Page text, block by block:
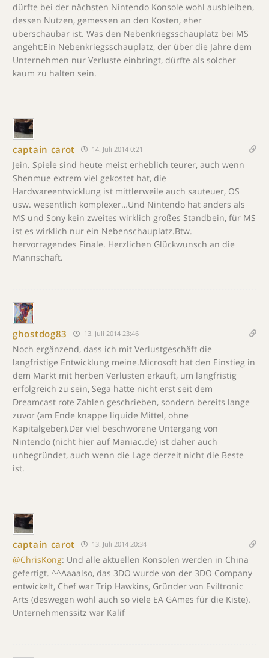
dürfte bei der nächsten Nintendo Konsole wohl ausbleiben,
dessen Nutzen, gemessen an den Kosten, eher
überschaubar ist. Was den Nebenkriegsschauplatz bei MS
angeht:Ein Nebenkriegsschauplatz, der über die Jahre dem
Unternehmen nur Verluste einbringt, dürfte als solcher
kaum zu halten sein.
captain carot 14. Juli 2014 0:21
Jein. Spiele sind heute meist erheblich teurer, auch wenn
Shenmue extrem viel gekostet hat, die
Hardwareentwicklung ist mittlerweile auch sauteuer, OS
usw. wesentlich komplexer…Und Nintendo hat anders als
MS und Sony kein zweites wirklich großes Standbein, für MS
ist es wirklich nur ein Nebenschauplatz.Btw.
hervorragendes Finale. Herzlichen Glückwunsch an die
Mannschaft.
ghostdog83 13. Juli 2014 23:46
Noch ergänzend, dass ich mit Verlustgeschäft die
langfristige Entwicklung meine.Microsoft hat den Einstieg in
dem Markt mit herben Verlusten erkauft, um langfristig
erfolgreich zu sein, Sega hatte nicht erst seit dem
Dreamcast rote Zahlen geschrieben, sondern bereits lange
zuvor (am Ende knappe liquide Mittel, ohne
Kapitalgeber).Der viel beschworene Untergang von
Nintendo (nicht hier auf Maniac.de) ist daher auch
unbegründet, auch wenn die Lage derzeit nicht die Beste
ist.
captain carot 13. Juli 2014 20:34
@ChrisKong: Und alle aktuellen Konsolen werden in China
gefertigt. ^^Aaaalso, das 3DO wurde von der 3DO Company
entwickelt, Chef war Trip Hawkins, Gründer von Eviltronic
Arts (deswegen wohl auch so viele EA GAmes für die Kiste).
Unternehmenssitz war Kalif